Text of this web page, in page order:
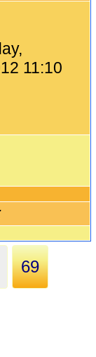
11:10
69